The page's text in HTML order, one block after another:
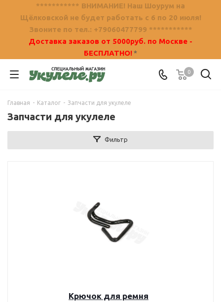
*********** ВНИМАНИЕ! Наш Шоурум на
Щёлковской не будет работать с 6 по 20 июля!
Звоните по тел.: +79060477799 ***********
Доставка заказов от 5000руб. по Москве -
БЕСПЛАТНО!*
0
Главная - Каталог - Запчасти для укулеле
Запчасти для укулеле
Фильтр
Крючок для ремня